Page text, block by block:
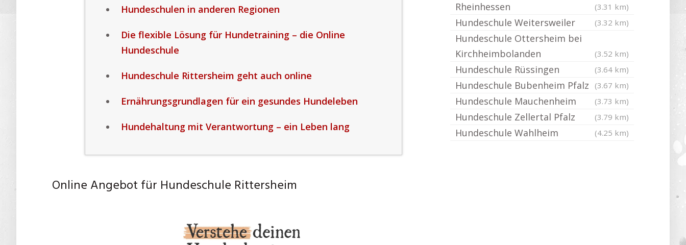
Hundeschulen in anderen Regionen
Die flexible Lösung für Hundetraining – die Online
Hundeschule
Hundeschule Rittersheim geht auch online
Ernährungsgrundlagen für ein gesundes Hundeleben
Hundehaltung mit Verantwortung – ein Leben lang
Online Angebot für Hundeschule Rittersheim
Rheinhessen
(3.31 km)
Hundeschule Weitersweiler (3.32 km)
Hundeschule Ottersheim bei
Kirchheimbolanden
(3.52 km)
Hundeschule Rüssingen (3.64 km)
Hundeschule Bubenheim Pfalz (3.67 km)
Hundeschule Mauchenheim (3.73 km)
Hundeschule Zellertal Pfalz (3.79 km)
Hundeschule Wahlheim (4.25 km)